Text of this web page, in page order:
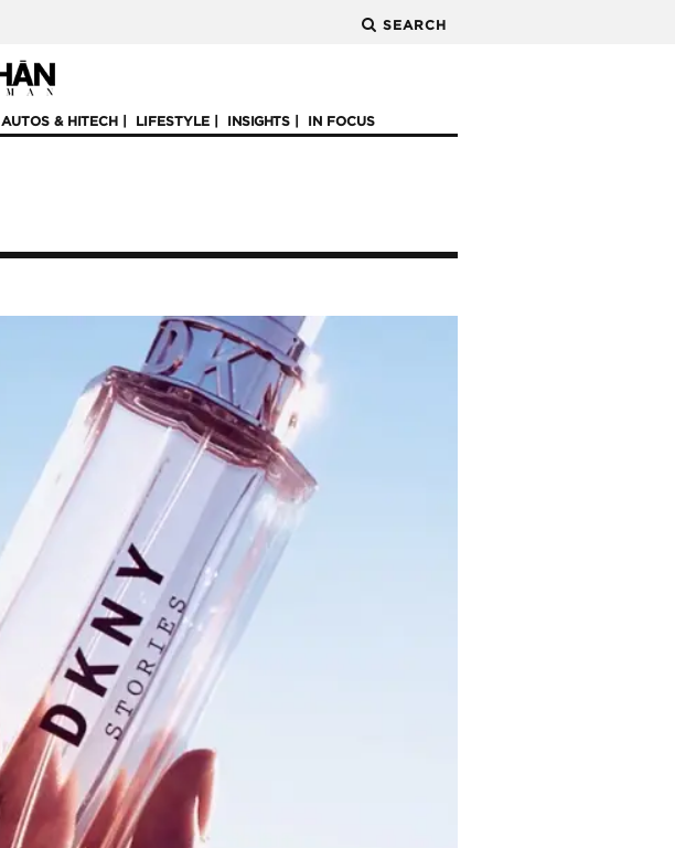
SEARCH
AUTOS & HITECH LIFESTYLE INSIGHTS IN FOCUS